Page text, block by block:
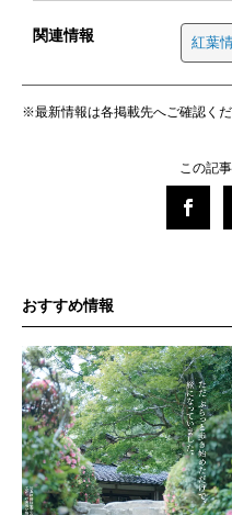
関連情報 紅葉
※最新情報は各掲載先へご確認くだ
この記
おすすめ情報